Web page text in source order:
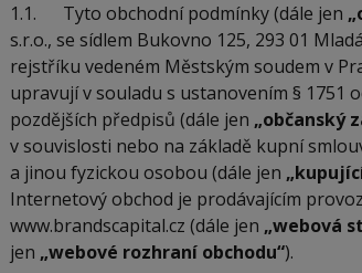
1.1. Tyto obchodní podmínky (dále jen
s.r.o., se sídlem Bukovno 125, 293 01
rejstříku vedeném Městským soudem v
upravují v souladu s ustanovením § 1751
pozdějších předpisů (dále jen „občanský
v souvislosti nebo na základě kupní
a jinou fyzickou osobou (dále jen
Internetový obchod je prodávajícím
www.brandscapital.cz (dále jen „webová
jen „webové rozhraní obchodu“).